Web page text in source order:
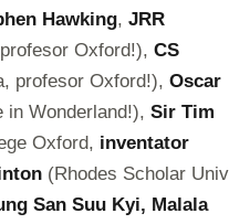
Hawking, JRR
Oxford!), CS
profesor Oxford!), Oscar
in Wonderland!), Sir Tim
Oxford, inventator
(Rhodes Scholar Univ
San Suu Kyi, Malala